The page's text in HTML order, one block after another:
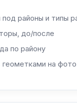
под районы и типы
до/после
по району
на фото